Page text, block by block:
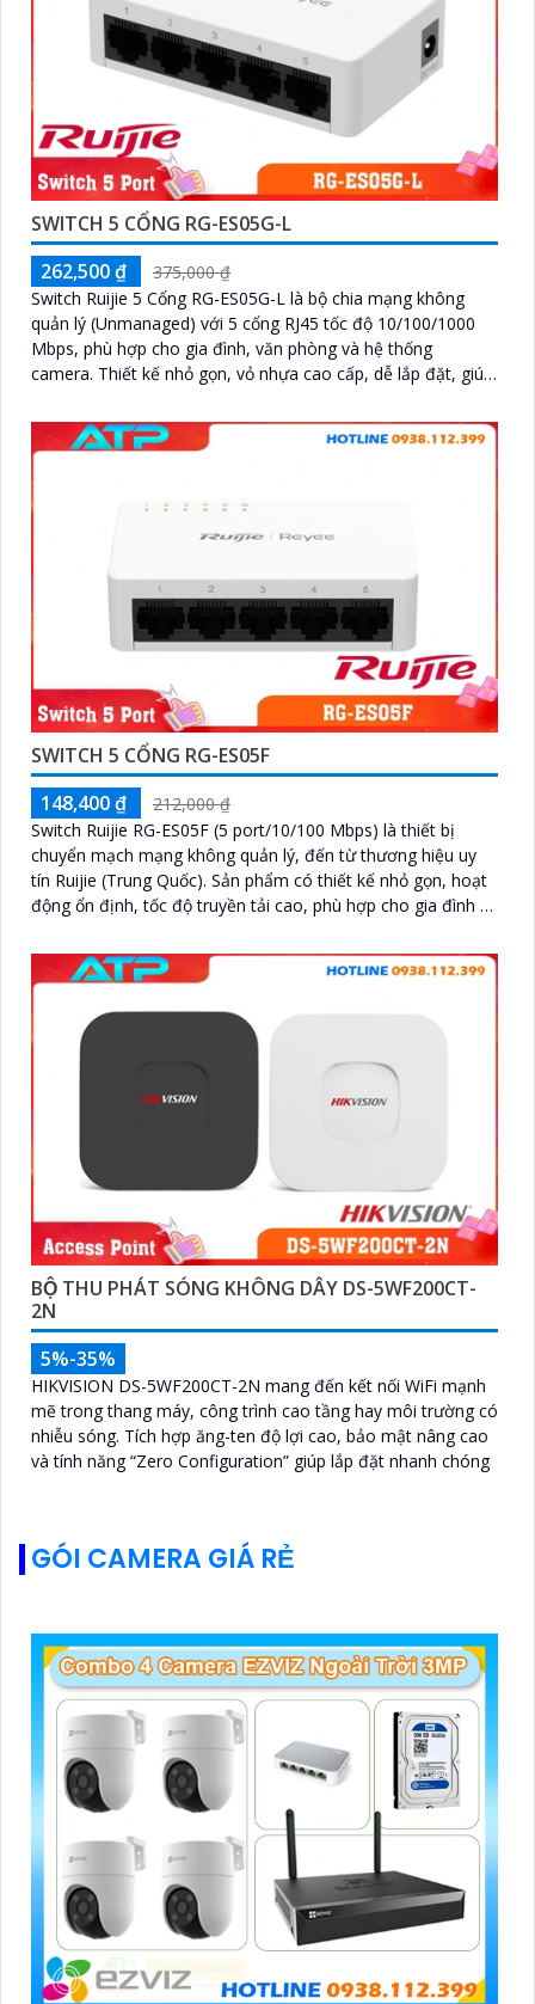
SWITCH 5 CỔNG RG-ES05G-L
262,500 ₫
375,000 ₫
Switch Ruijie 5 Cổng RG-ES05G-L là bộ chia mạng không
quản lý (Unmanaged) với 5 cổng RJ45 tốc độ 10/100/1000
Mbps, phù hợp cho gia đình, văn phòng và hệ thống
camera. Thiết kế nhỏ gọn, vỏ nhựa cao cấp, dễ lắp đặt, giúp
SWITCH 5 CỔNG RG-ES05F
148,400 ₫
212,000 ₫
Switch Ruijie RG-ES05F (5 port/10/100 Mbps) là thiết bị
chuyển mạch mạng không quản lý, đến từ thương hiệu uy
tín Ruijie (Trung Quốc). Sản phẩm có thiết kế nhỏ gọn, hoạt
động ổn định, tốc độ truyền tải cao, phù hợp cho gia đình và
BỘ THU PHÁT SÓNG KHÔNG DÂY DS-5WF200CT-
2N
5%-35%
HIKVISION DS-5WF200CT-2N mang đến kết nối WiFi mạnh
mẽ trong thang máy, công trình cao tầng hay môi trường có
nhiễu sóng. Tích hợp ăng-ten độ lợi cao, bảo mật nâng cao
và tính năng “Zero Configuration” giúp lắp đặt nhanh chóng
GÓI CAMERA GIÁ RẺ